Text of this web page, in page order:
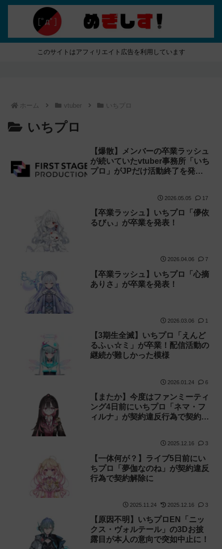
このサイトはアフィリエイト広告を利用しています
ホーム vtuber いちプロ
いちプロ
【爆散】メンバーの卒業ラッシュ
が続いていたvtuber事務所「いち
プロ」がJPだけ活動終了を発
2026.05.05 17
【卒業ラッシュ】いちプロ「儚依
るびぃ」が卒業を発表！
2026.04.06 7
【卒業ラッシュ】いちプロ「心摘
ありさ」が卒業を発表！
2026.03.06 1
【3期生全滅】いちプロ「えんど
るふぃ☆ミ」が卒業！配信活動の
継続が難しかった模様
2026.01.24 6
【またか】今度はファンミーティ
ング4日前にいちプロ「ネマ・フ
ィルナ」が契約違反行為で契約解
2025.12.16 3
【一体何が？】ライブ5日前にい
ちプロ「夢伽なのね」が契約違反
行為で契約解除に
2025.11.24 2025.12.16 3
【原因不明】いちプロEN「ニッ
クス・ヴォルテール」の3Dお披
露目が本人の意向で突如中止に！